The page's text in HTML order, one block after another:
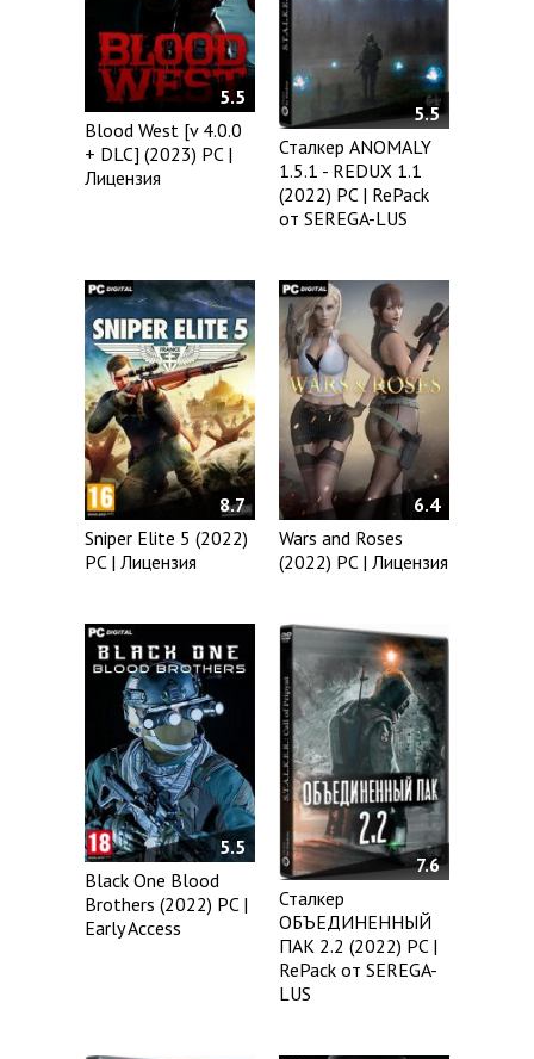
5.5
Blood West [v 4.0.0
+ DLC] (2023) PC |
Лицензия
5.5
Сталкер ANOMALY
1.5.1 - REDUX 1.1
(2022) PC | RePack
от SEREGA-LUS
8.7
Sniper Elite 5 (2022)
PC | Лицензия
6.4
Wars and Roses
(2022) PC | Лицензия
5.5
Black One Blood
Brothers (2022) PC |
Early Access
7.6
Сталкер
ОБЪЕДИНЕННЫЙ
ПАК 2.2 (2022) PC |
RePack от SEREGA-
LUS